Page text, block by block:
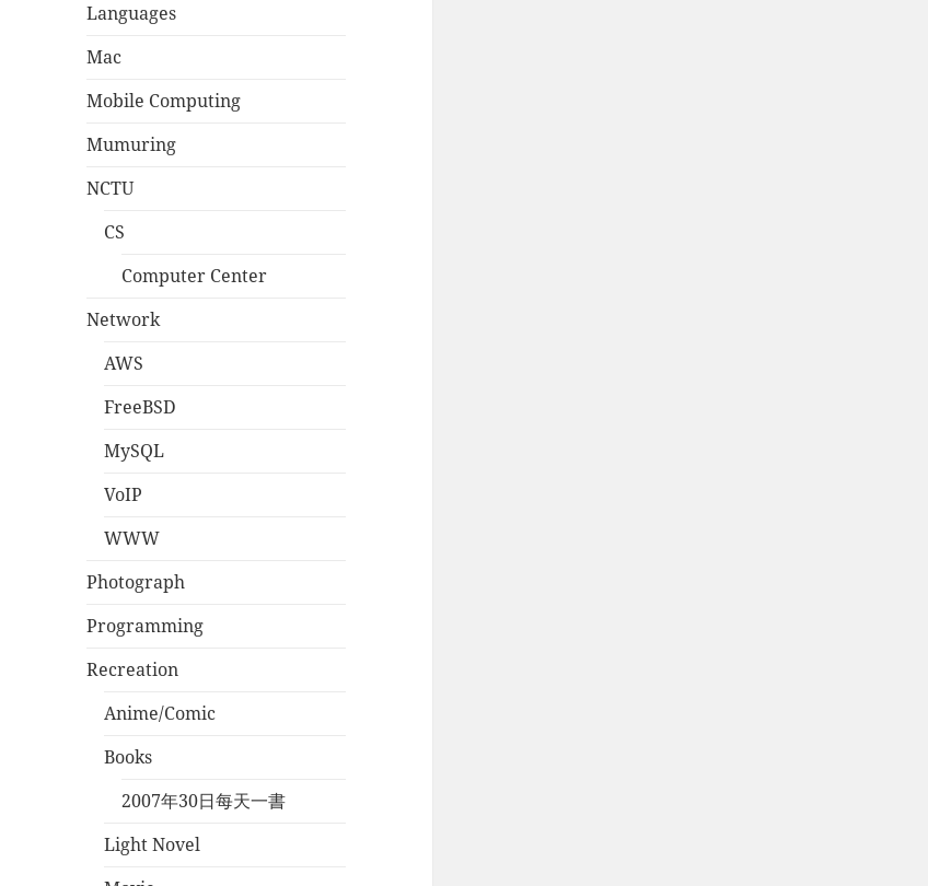
Languages
Mac
Mobile Computing
Mumuring
NCTU
CS
Computer Center
Network
AWS
FreeBSD
MySQL
VoIP
WWW
Photograph
Programming
Recreation
Anime/Comic
Books
2007年30日每天一書
Light Novel